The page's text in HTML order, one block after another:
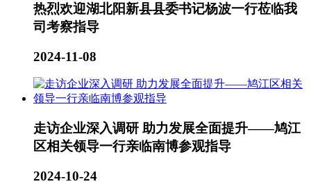
热烈欢迎湖北阳新县县委书记杨波一行莅临我
司考察指导
2024-11-08
走访企业深入调研 助力发展全面提升——鸠江
区相关领导一行亲临南博参观指导
2024-10-24